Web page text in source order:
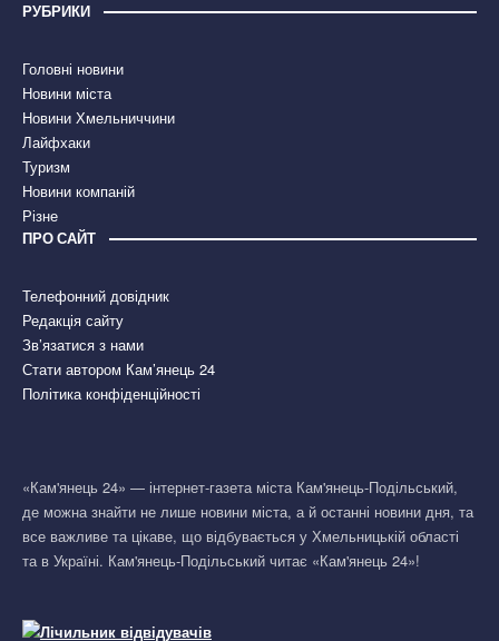
РУБРИКИ
Головні новини
Новини міста
Новини Хмельниччини
Лайфхаки
Туризм
Новини компаній
Різне
ПРО САЙТ
Телефонний довідник
Редакція сайту
Зв’язатися з нами
Стати автором Кам’янець 24
Політика конфіденційності
«Кам'янець 24» — інтернет-газета міста Кам'янець-Подільський,
де можна знайти не лише новини міста, а й останні новини дня, та
все важливе та цікаве, що відбувається у Хмельницькій області
та в Україні. Кам'янець-Подільський читає «Кам'янець 24»!